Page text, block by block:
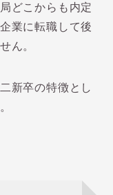
どこからも内定
業に転職して後
ん。
新卒の特徴とし